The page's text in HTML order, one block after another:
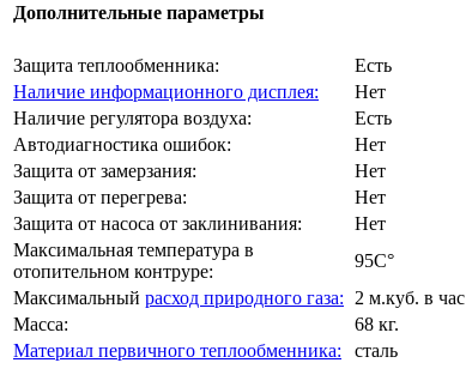
Дополнительные параметры
Защита теплообменника:
Есть
Наличие информационного дисплея:
Нет
Наличие регулятора воздуха:
Есть
Автодиагностика ошибок:
Нет
Защита от замерзания:
Нет
Защита от перегрева:
Нет
Защита от насоса от заклинивания:
Нет
Максимальная температура в
отопительном контруре:
95C°
Максимальный расход природного газа:
2 м.куб. в час
Масса:
68 кг.
Материал первичного теплообменника:
сталь